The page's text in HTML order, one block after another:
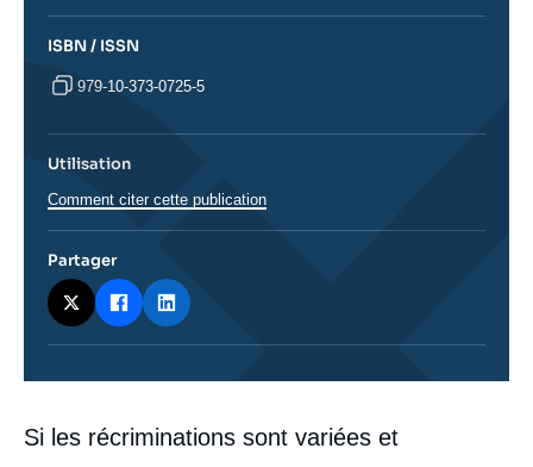
Corps
analyses
Si les récriminations sont variées et
ISBN / ISSN
979-10-373-0725-5
Utilisation
Comment citer cette publication
Partager